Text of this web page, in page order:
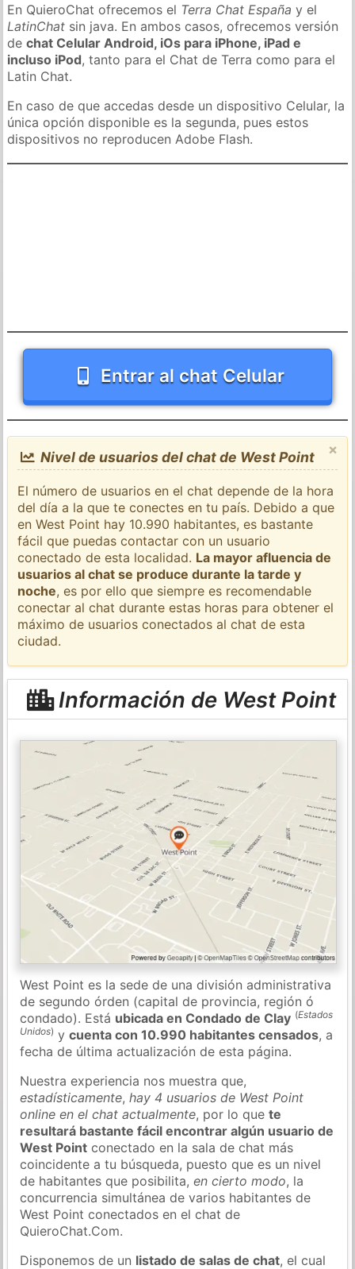
En QuieroChat ofrecemos el Terra Chat España y el
LatinChat sin java. En ambos casos, ofrecemos versión
dechat Celular Android, iOs para iPhone, iPad e
incluso iPod, tanto para el Chat de Terra como para el
Latin Chat.
En caso de que accedas desde un dispositivo Celular, la
única opción disponible es la segunda, pues estos
dispositivos no reproducen Adobe Flash.
Entrar al chat Celular
×
Nivel de usuarios del chat de West Point
El número de usuarios en el chat depende de la hora
del día a la que te conectes en tu país. Debido a que
en West Point hay 10.990 habitantes, es bastante
fácil que puedas contactar con un usuario
conectado de esta localidad. La mayor afluencia de
usuarios al chat se produce durante la tarde y
noche, es por ello que siempre es recomendable
conectar al chat durante estas horas para obtener el
máximo de usuarios conectados al chat de esta
ciudad.
Información de West Point
West Point es la sede de una división administrativa
de segundo órden (capital de provincia, región ó
condado). Está ubicada en Condado de Clay (Estados
Unidos) ycuenta con 10.990 habitantes censados, a
fecha de última actualización de esta página.
Nuestra experiencia nos muestra que,
estadísticamente,hay 4 usuarios de West Point
online en el chat actualmente, por lo quete
resultará bastante fácil encontrar algún usuario de
West Point conectado en la sala de chat más
coincidente a tu búsqueda, puesto que es un nivel
de habitantes que posibilita,en cierto modo, la
concurrencia simultánea de varios habitantes de
West Point conectados en el chat de
QuieroChat.Com.
Disponemos de un listado de salas de chat, el cual